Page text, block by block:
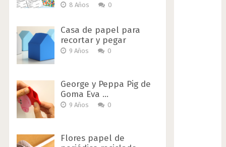
8 Años 0
Casa de papel para
recortar y pegar
9 Años 0
George y Peppa Pig de
Goma Eva …
9 Años 0
Flores papel de